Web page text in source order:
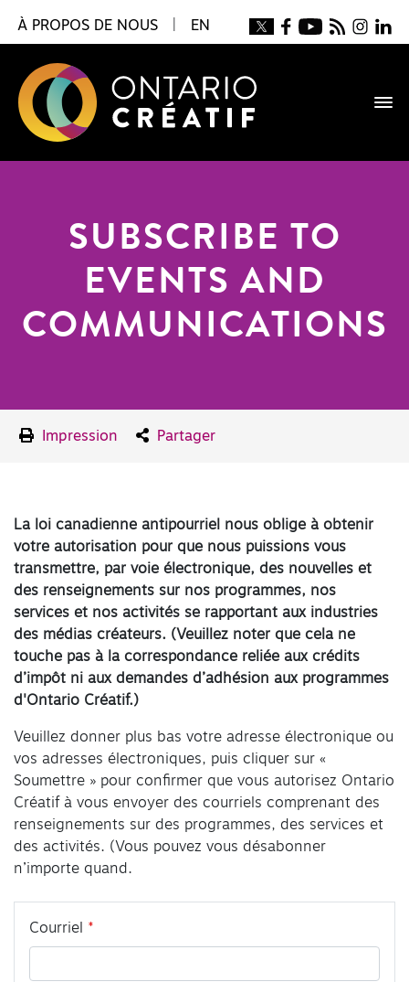
À PROPOS DE NOUS EN
SUBSCRIBE TO
EVENTS AND
COMMUNICATIONS
Impression Partager
La loi canadienne antipourriel nous oblige à obtenir
votre autorisation pour que nous puissions vous
transmettre, par voie électronique, des nouvelles et
des renseignements sur nos programmes, nos
services et nos activités se rapportant aux industries
des médias créateurs. (Veuillez noter que cela ne
touche pas à la correspondance reliée aux crédits
d’impôt ni aux demandes d’adhésion aux programmes
d'Ontario Créatif.)
Veuillez donner plus bas votre adresse électronique ou
vos adresses électroniques, puis cliquer sur «
Soumettre » pour confirmer que vous autorisez Ontario
Créatif à vous envoyer des courriels comprenant des
renseignements sur des programmes, des services et
des activités. (Vous pouvez vous désabonner
n’importe quand.
Leave
this
Courriel